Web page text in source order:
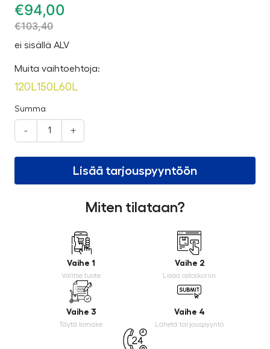
€94,00
€103,40
ei sisällä ALV
Muita vaihtoehtoja:
120L 150L 60L
Summa
- +
Lisää tarjouspyyntöön
Miten tilataan?
Vaihe 1
Valitse tuote
Vaihe 2
Lisää ostoskoriin
Vaihe 3
Täytä lomake
Vaihe 4
Lähetä tarjouspyyntö